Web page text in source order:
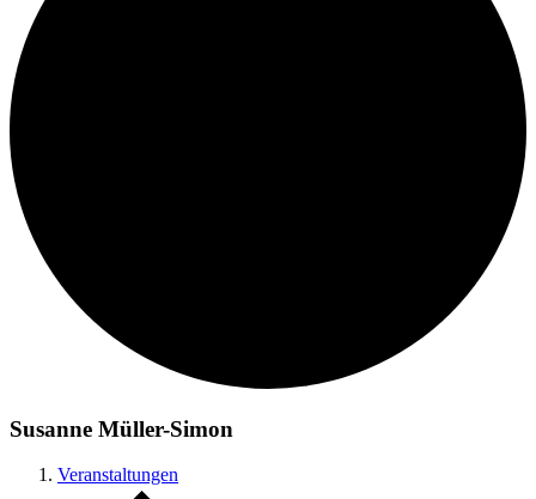
Susanne Müller-Simon
Veranstaltungen